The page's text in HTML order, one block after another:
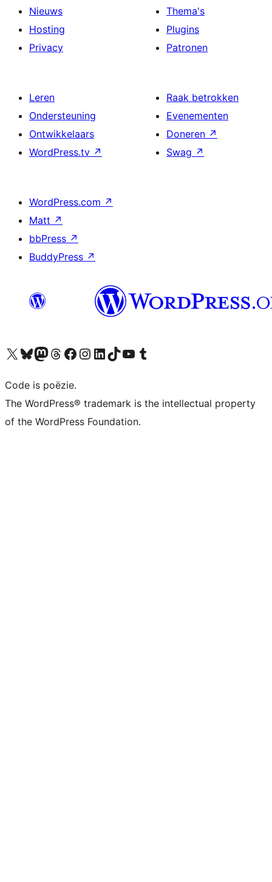
Nieuws
Hosting
Privacy
Thema's
Plugins
Patronen
Leren
Ondersteuning
Ontwikkelaars
WordPress.tv ↗
Raak betrokken
Evenementen
Doneren ↗
Swag ↗
WordPress.com ↗
Matt ↗
bbPress ↗
BuddyPress ↗
Bezoek ons X (voorheen Twitter) account
Bezoek ons Bluesky account
Bezoek ons Mastodon account
Bezoek ons Threads account
Onze Facebook pagina bezoeken
Bezoek ons Instagram account
Bezoek ons LinkedIn account
Bezoek ons TikTok account
Bezoek ons YouTube kanaalBezoek ons Tumblr account
Code is poëzie.
The WordPress® trademark is the intellectual property
of the WordPress Foundation.